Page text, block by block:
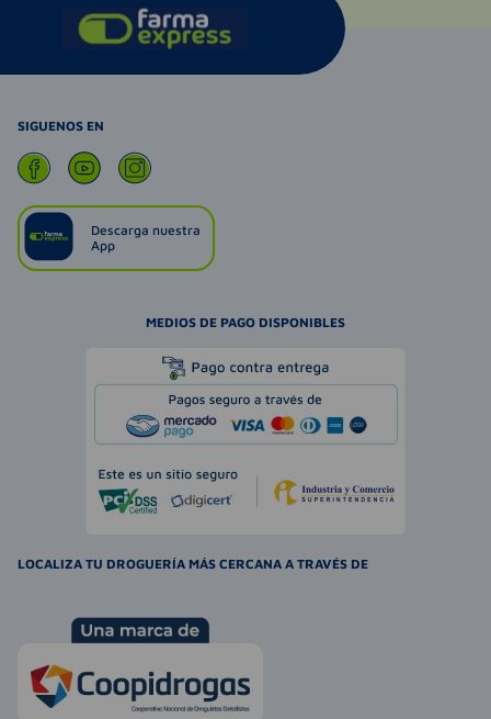
SIGUENOS EN
Descarga nuestra
App
MEDIOS DE PAGO DISPONIBLES
LOCALIZA TU DROGUERÍA MÁS CERCANA A TRAVÉS DE